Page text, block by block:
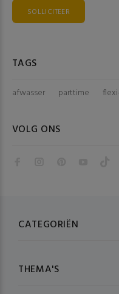
SOLLICITEER
TAGS
afwasser parttime
VOLG ONS
CATEGORIËN
THEMA'S